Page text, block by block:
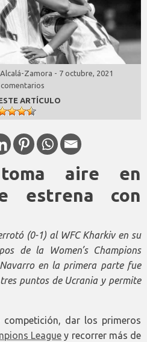
Zamora - 7 octubre, 2021
comentarios
ARTÍCULO
aire en
estrena con
(0-1) al WFC Kharkiv en su
de la Women’s Champions
en la primera parte fue
puntos de Ucrania y permite
competición, dar los primeros
League y recorrer más de